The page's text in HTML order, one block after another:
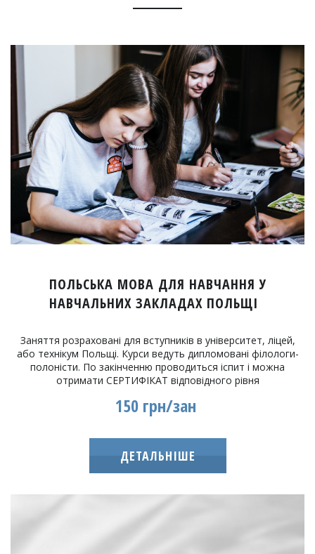
ПОЛЬСЬКА МОВА ДЛЯ НАВЧАННЯ У
НАВЧАЛЬНИХ ЗАКЛАДАХ ПОЛЬЩІ
Заняття розраховані для вступників в університет, ліцей,
або технікум Польщі. Курси ведуть дипломовані філологи-
полоністи. По закінченню проводиться іспит і можна
отримати СЕРТИФІКАТ відповідного рівня
150 грн/зан
ДЕТАЛЬНІШЕ